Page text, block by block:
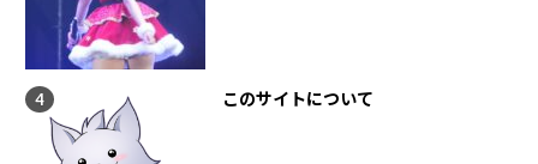
このサイトについて